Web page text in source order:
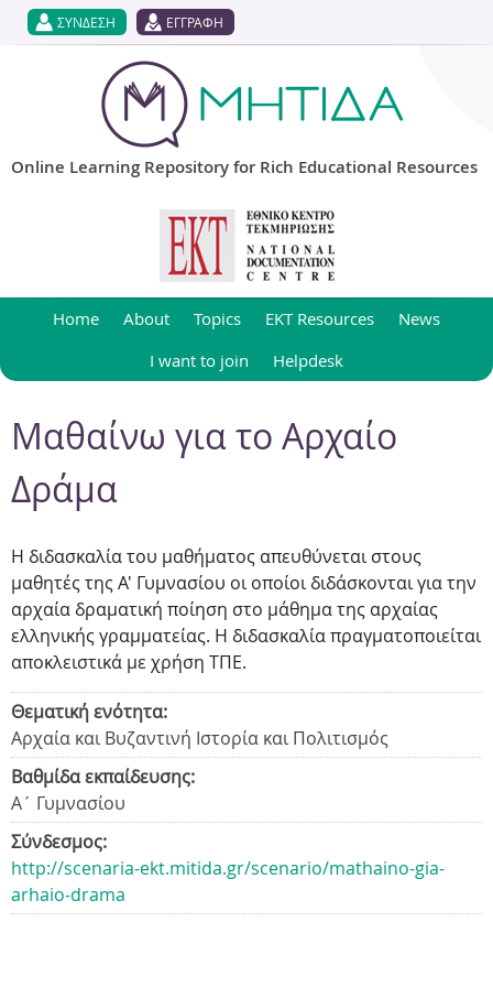
Jump to navigation
ΣΥΝΔΕΣΗ ΕΓΓΡΑΦΗ
Online Learning Repository for Rich Educational Resources
Home About Topics EKT Resources
News
I want to join
Helpdesk
Μαθαίνω για το Αρχαίο
Δράμα
Η διδασκαλία του μαθήματος απευθύνεται στους
μαθητές της Α' Γυμνασίου οι οποίοι διδάσκονται για την
αρχαία δραματική ποίηση στο μάθημα της αρχαίας
ελληνικής γραμματείας. Η διδασκαλία πραγματοποιείται
αποκλειστικά με χρήση ΤΠΕ.
Θεματική ενότητα:
Αρχαία και Βυζαντινή Ιστορία και Πολιτισμός
Βαθμίδα εκπαίδευσης:
Α´ Γυμνασίου
Σύνδεσμος:
http://scenaria-ekt.mitida.gr/scenario/mathaino-gia-
arhaio-drama